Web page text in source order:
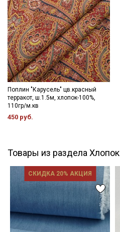
Поплин "Карусель" цв.красный
терракот, ш.1.5м, хлопок-100%,
110гр/м.кв
450 руб.
Товары из раздела Хлопок
СКИДКА 20% АКЦИЯ